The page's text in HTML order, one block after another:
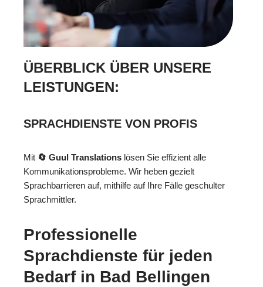
ÜBERBLICK ÜBER UNSERE
LEISTUNGEN:
SPRACHDIENSTE VON PROFIS
Mit 🔄 Guul Translations lösen Sie effizient alle
Kommunikationsprobleme. Wir heben gezielt
Sprachbarrieren auf, mithilfe auf Ihre Fälle geschulter
Sprachmittler.
Professionelle
Sprachdienste für jeden
Bedarf in Bad Bellingen